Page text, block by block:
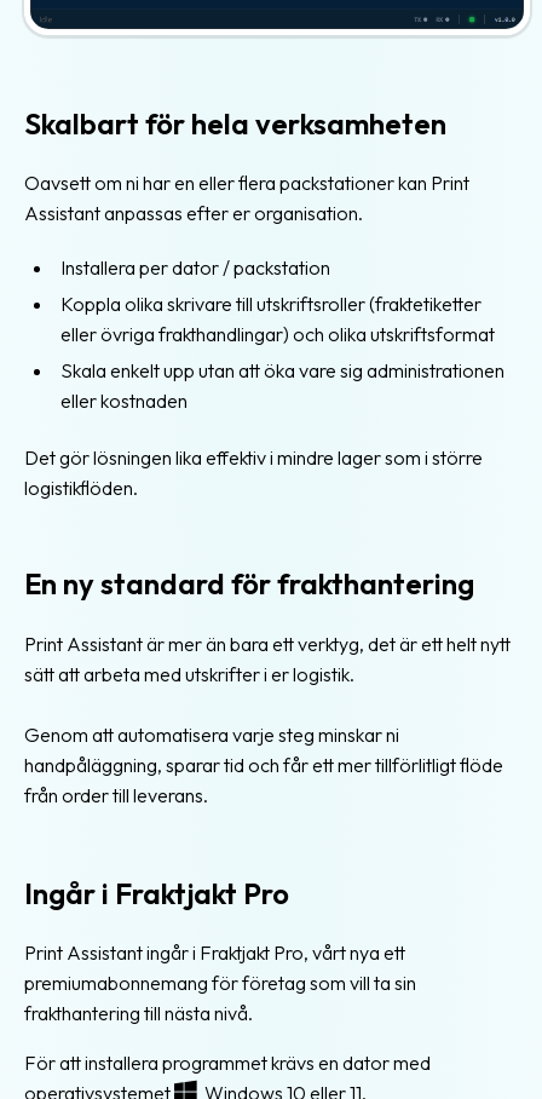
Skalbart för hela verksamheten
Oavsett om ni har en eller flera packstationer kan Print
Assistant anpassas efter er organisation.
Installera per dator / packstation
Koppla olika skrivare till utskriftsroller (fraktetiketter
eller övriga frakthandlingar) och olika utskriftsformat
Skala enkelt upp utan att öka vare sig administrationen
eller kostnaden
Det gör lösningen lika effektiv i mindre lager som i större
logistikflöden.
En ny standard för frakthantering
Print Assistant är mer än bara ett verktyg, det är ett helt nytt
sätt att arbeta med utskrifter i er logistik.
Genom att automatisera varje steg minskar ni
handpåläggning, sparar tid och får ett mer tillförlitligt flöde
från order till leverans.
Ingår i Fraktjakt Pro
Print Assistant ingår i Fraktjakt Pro, vårt nya ett
premiumabonnemang för företag som vill ta sin
frakthantering till nästa nivå.
För att installera programmet krävs en dator med
operativsystemet
Windows 10 eller 11.